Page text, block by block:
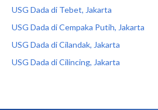
USG Dada di Tebet, Jakarta
USG Dada di Cempaka Putih, Jakarta
USG Dada di Cilandak, Jakarta
USG Dada di Cilincing, Jakarta